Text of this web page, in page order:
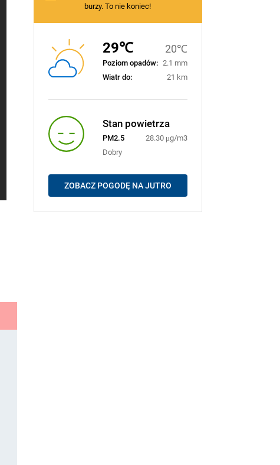
burzy. To nie koniec!
29℃ 20℃
Poziom opadów: 2.1 mm
Wiatr do:
21 km
Stan powietrza
PM2.5
28.30 μg/m3
Dobry
ZOBACZ POGODĘ NA JUTRO